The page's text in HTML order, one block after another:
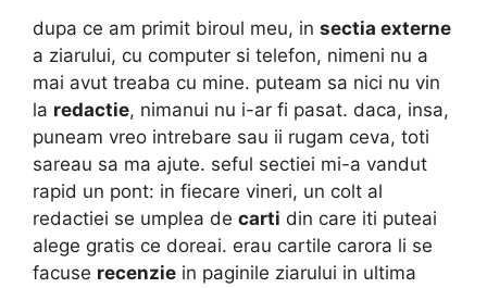
dupa ce am primit biroul meu, in sectia externe
a ziarului, cu computer si telefon, nimeni nu a
mai avut treaba cu mine. puteam sa nici nu vin
la redactie, nimanui nu i-ar fi pasat. daca, insa,
puneam vreo intrebare sau ii rugam ceva, toti
sareau sa ma ajute. seful sectiei mi-a vandut
rapid un pont: in fiecare vineri, un colt al
redactiei se umplea de carti din care iti puteai
alege gratis ce doreai. erau cartile carora li se
facuse recenzie in paginile ziarului in ultima